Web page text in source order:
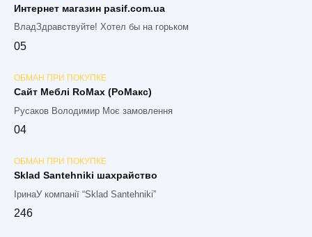
Интернет магазин pasif.com.ua
ВладЗдравствуйте! Хотел бы на горьком
05
ОБМАН ПРИ ПОКУПКЕ
Сайт Меблі RoMax (РоМакс)
Русаков Володимир Моє замовлення
04
ОБМАН ПРИ ПОКУПКЕ
Sklad Santehniki шахрайство
ІринаУ компанії “Sklad Santehniki”
246